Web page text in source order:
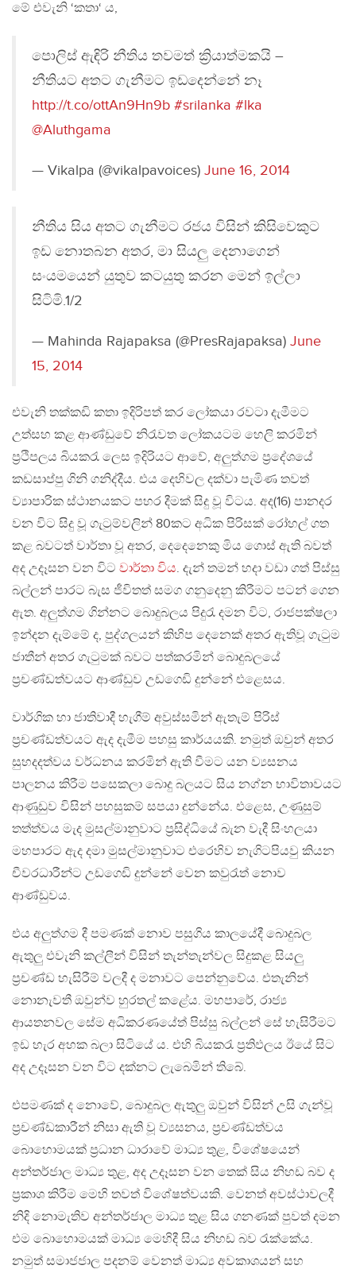
මේ එවැනි ‘කතා‘ ය,
පොලිස් ඇඳිරි නීතිය තවමත් ක්‍රියාත්මකයි –
නීතියට අතට ගැනීමට ඉඩදෙන්නේ නෑ
http://t.co/ottAn9Hn9b #srilanka #lka
@Aluthgama
— Vikalpa (@vikalpavoices) June 16, 2014
නීතිය සිය අතට ගැනීමට රජය විසින් කිසිවෙකුට
ඉඩ නොතබන අතර, මා සියලු දෙනාගෙන්
සංයමයෙන් යුතුව කටයුතු කරන මෙන් ඉල්ලා
සිටිමි.1/2
— Mahinda Rajapaksa (@PresRajapaksa) June
15, 2014
එවැනි තක්කඩි කතා ඉදිරිපත් කර ලෝකයා රවටා දැමීමට
උත්සහ කළ ආණ්ඩුවේ නිරැවත ලෝකයටම හෙලි කරමින්
ප්‍රථිපලය බියකරැ ලෙස ඉදිරියට ආවේ, අලුත්ගම ප්‍රදේශයේ
කඩසාප්පු ගිනි ගනිද්දීය. එය දෙහිවල දක්වා පැමිණ තවත්
ව්‍යාපාරික ස්ථානයකට පහර දීමක් සිදු වූ විටය. අද(16) පානදර
වන විට සිදු වූ ගැටුම්වලින් 80කට අධික පිරිසක් රෝහල් ගත
කළ බවටත් වාර්තා වූ අතර, දෙදෙනෙකු මිය ගොස් ඇති බවත්
අද උදෑසන වන විට වාර්තා විය. දැන් තමන් හදා වඩා ගත් පිස්සු
බල්ලන් පාරට බැස ජීවිතත් සමග ගනුදෙනු කිරීමට පටන් ගෙන
ඇත. අලුත්ගම ගින්නට බොදුබලය පිදුරැ දමන විට, රාජපක්ෂලා
ඉන්දන දැම්මේ ද, පුද්ගලයන් කිහිප දෙනෙක් අතර ඇතිවූ ගැටුම
ජාතීන් අතර ගැටුමක් බවට පත්කරමින් බොදුබලයේ
ප්‍රචණ්ඩත්වයට ආණ්ඩුව උඩගෙඩි දුන්නේ එළෙසය.
වාර්ගික හා ජාතිවාදී හැගීම් අවුස්සමින් ඇතැම් පිරිස්
ප්‍රචණ්ඩත්වයට ඇද දැමීම පහසු කාර්යයකි. නමුත් ඔවුන් අතර
සුහදදත්වය වර්ධනය කරමින් ඇති වීමට යන ව්‍යසනය
පාලනය කිරීම පසෙකලා බොදු බලයට සිය නග්න භාවිතාවයට
ආණුඩුව විසින් පහසුකම් සපයා දුන්නේය. එළෙස, උණුසුම්
තත්ත්වය මැද මුසල්මානුවාට ප්‍රසිද්ධියේ බැන වැදී සිංහලයා
මහපාරට ඇද දමා මුසල්මානුවාට එරෙහිව නැගිටපියවු කියන
චීවරධාරීන්ට උඩගෙඩි දුන්නේ වෙන කවුරැත් නොව
ආණ්ඩුවය.
එය අලුත්ගම දී පමණක් නොව පසුගිය කාලයේදී බොදුබල
ඇතුලු එවැනි කල්ලීන් විසින් තැන්තැන්වල සිදුකළ සියලු
ප්‍රචණ්ඩ හැසිරීම් වලදී ද මනාවට පෙන්නුවේය. එතැනින්
නොනැවතී ඔවුන්ව හුරතල් කළේය. මහපාරේ, රාජ්‍ය
ආයතනවල සේම අධිකරණයේත් පිස්සු බල්ලන් සේ හැසිරීමට
ඉඩ හැර අහක බලා සිටියේ ය. එහි බියකරැ ප්‍රතිඵලය ඊයේ සිට
අද උදෑසන වන විට දක්නට ලැබෙමින් තිබේ.
එපමණක් ද නොවේ, බොදුබල ඇතුලු ඔවුන් විසින් උසි ගැන්වූ
ප්‍රචණ්ඩකාරීන් නිසා ඇති වූ ව්‍යසනය, ප්‍රචණ්ඩත්වය
බොහොමයක් ප්‍රධාන ධාරාවේ මාධ්‍ය තුළ, විශේෂයෙන්
අන්තර්ජාල මාධ්‍ය තුළ, අද උදෑසන වන තෙක් සිය නිහඩ බව ද
ප්‍රකාශ කිරීම මෙහි තවත් විශේෂත්වයකි. වෙනත් අවස්ථාවලදී
නිදි නොමැතිව අන්තර්ජාල මාධ්‍ය තුළ සිය ගනණක් පුවත් දමන
එම බොහොමයක් මාධ්‍ය මෙහිදී සිය නිහඩ බව රැක්කේය.
නමුත් සමාජජාල පදනම් වෙනත් මාධ්‍ය අවකාශයන් සහ